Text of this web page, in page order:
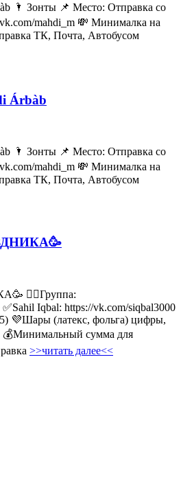
🌂 Зонты 📌 Место: Отправка со
vk.com/mahdi_m 💸 Минималка на
ТК, Почта, Автобусом
Árbàb
🌂 Зонты 📌 Место: Отправка со
vk.com/mahdi_m 💸 Минималка на
ТК, Почта, Автобусом
👉🏻Группа:
Iqbal: https://vk.com/siqbal3000
💜Шары (латекс, фольга) цифры,
💰Минимальный сумма для
>>читать далее<<